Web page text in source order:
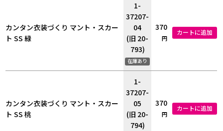
カンタン衣装づくり マント・スカー
ト SS 緑
1-
37207-
04
(旧 20-
793)
在庫あり
370
円
カートに追加
カンタン衣装づくり マント・スカー
ト SS 桃
1-
37207-
05
(旧 20-
794)
370
円
カートに追加